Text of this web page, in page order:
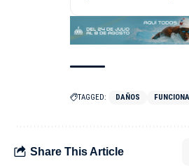
TAGGED: DAÑOS
Share This Article